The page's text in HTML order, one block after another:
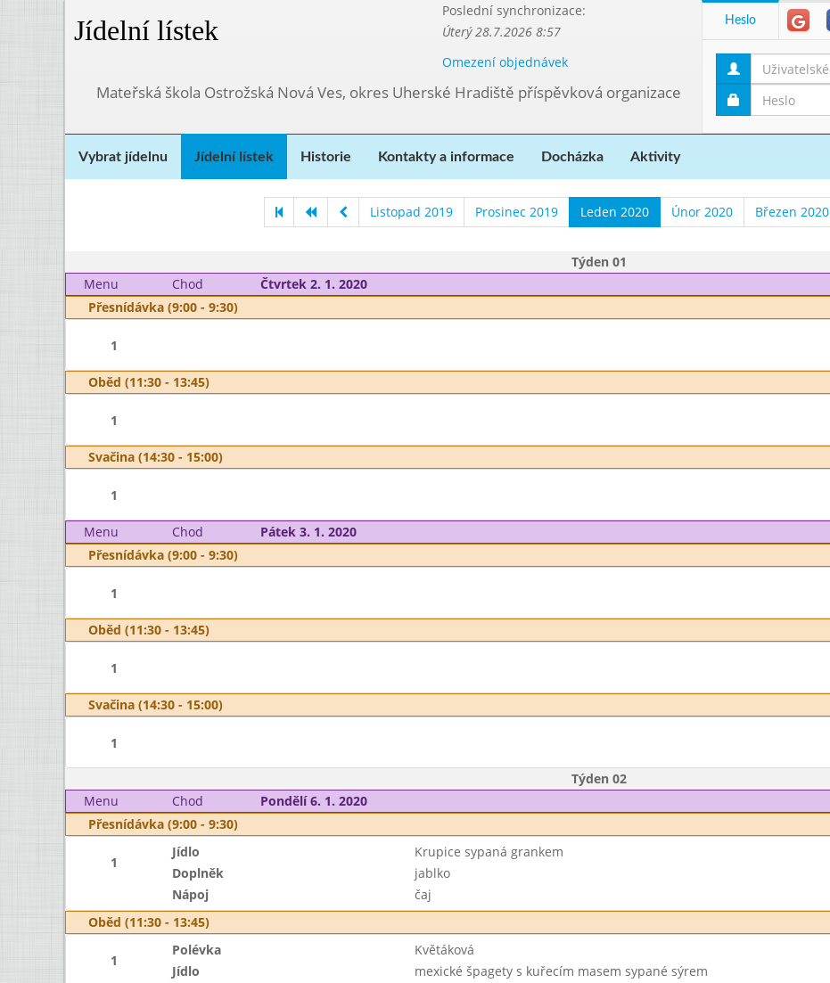
Jídelní lístek
Poslední synchronizace:
Úterý 28.7.2026 8:57
Omezení objednávek
Mateřská škola Ostrožská Nová Ves, okres Uherské Hradiště příspěvková organizace
Heslo
Vybrat jídelnu Jídelní lístek Historie Kontakty a informace Docházka Aktivity
Listopad 2019 Prosinec 2019 Leden 2020 Únor 2020 Březen 2020
Týden 01
Menu
Chod
Čtvrtek 2. 1. 2020
Přesnídávka (9:00 - 9:30)
1
Oběd (11:30 - 13:45)
1
Svačina (14:30 - 15:00)
1
Menu Chod
Pátek 3. 1. 2020
Přesnídávka (9:00 - 9:30)
1
Oběd (11:30 - 13:45)
1
Svačina (14:30 - 15:00)
1
Týden 02
Menu
Chod Pondělí 6. 1. 2020
Přesnídávka (9:00 - 9:30)
1
Jídlo Krupice sypaná grankem
Doplněk
jablko
Nápoj
čaj
Oběd (11:30 - 13:45)
1
Polévka Květáková
Jídlo
mexické špagety s kuřecím masem sypané sýrem